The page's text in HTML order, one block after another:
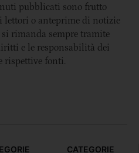
CATEGORIE
pubblicati sono frutto
lettori o anteprime di notizie
rimanda sempre tramite
e le responsabilità dei
rispettive fonti.